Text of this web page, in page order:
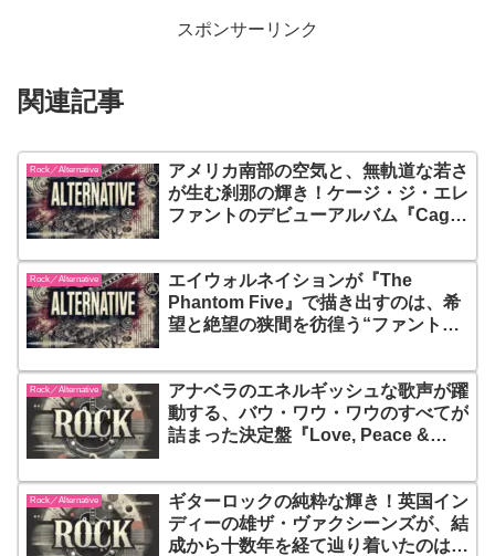
スポンサーリンク
関連記事
Rock／Alternative
アメリカ南部の空気と、無軌道な若さ
が生む刹那の輝き！ケージ・ジ・エレ
ファントのデビューアルバム『Cage
の荒削りな衝動と、時代の閉塞感をか
き乱すエネルギーが渦巻く、爆音の青
春グラフィティ
Rock／Alternative
エイウォルネイションが『The
Phantom Five』で描き出すのは、希
望と絶望の狭間を彷徨う“ファントム
融合した緊張感あふれるトラック群
は、リスナーをどこまでも高揚させる
Rock／Alternative
アナベラのエネルギッシュな歌声が躍
動する、バウ・ワウ・ワウのすべてが
詰まった決定盤『Love, Peace &
Wow』は、80年代ポストパンク×ニュ
ーウェーブを余すことなく堪能できる
ベスト・コレクション
Rock／Alternative
ギターロックの純粋な輝き！英国イン
ディーの雄ザ・ヴァクシーンズが、結
成から十数年を経て辿り着いたのは、